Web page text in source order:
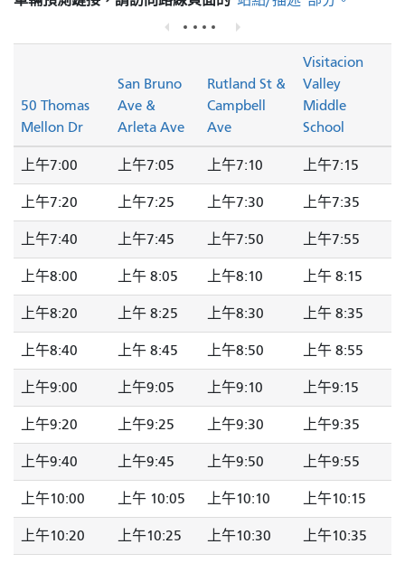
50 Thomas
Mellon Dr
San Bruno
Ave &
Arleta Ave
Rutland St &
Campbell
Ave
Visitacion
Valley
Middle
School
上午7:00 上午7:05 上午7:10 上午7:15
上午7:20 上午7:25 上午7:30 上午7:35
上午7:40 上午7:45 上午7:50 上午7:55
上午8:00 上午 8:05 上午8:10 上午 8:15
上午8:20 上午 8:25 上午8:30 上午 8:35
上午8:40 上午 8:45 上午8:50 上午 8:55
上午9:00 上午9:05 上午9:10 上午9:15
上午9:20 上午9:25 上午9:30 上午9:35
上午9:40 上午9:45 上午9:50 上午9:55
上午10:00 上午 10:05 上午10:10 上午10:15
上午10:20 上午10:25 上午10:30 上午10:35